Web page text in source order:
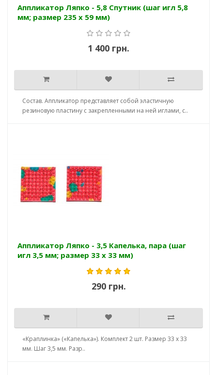
Аппликатор Ляпко - 5,8 Спутник (шаг игл 5,8
мм; размер 235 х 59 мм)
1 400 грн.
Состав. Аппликатор представляет собой эластичную
резиновую пластину с закрепленными на ней иглами, с..
Аппликатор Ляпко - 3,5 Капелька, пара (шаг
игл 3,5 мм; размер 33 х 33 мм)
290 грн.
«Краплинка» («Капелька»). Комплект 2 шт. Размер 33 х 33
мм. Шаг 3,5 мм. Разр..